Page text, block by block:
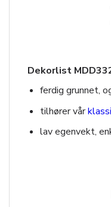
Dekorlist
ferdig grunnet,
tilhører vår
lav egenvekt,